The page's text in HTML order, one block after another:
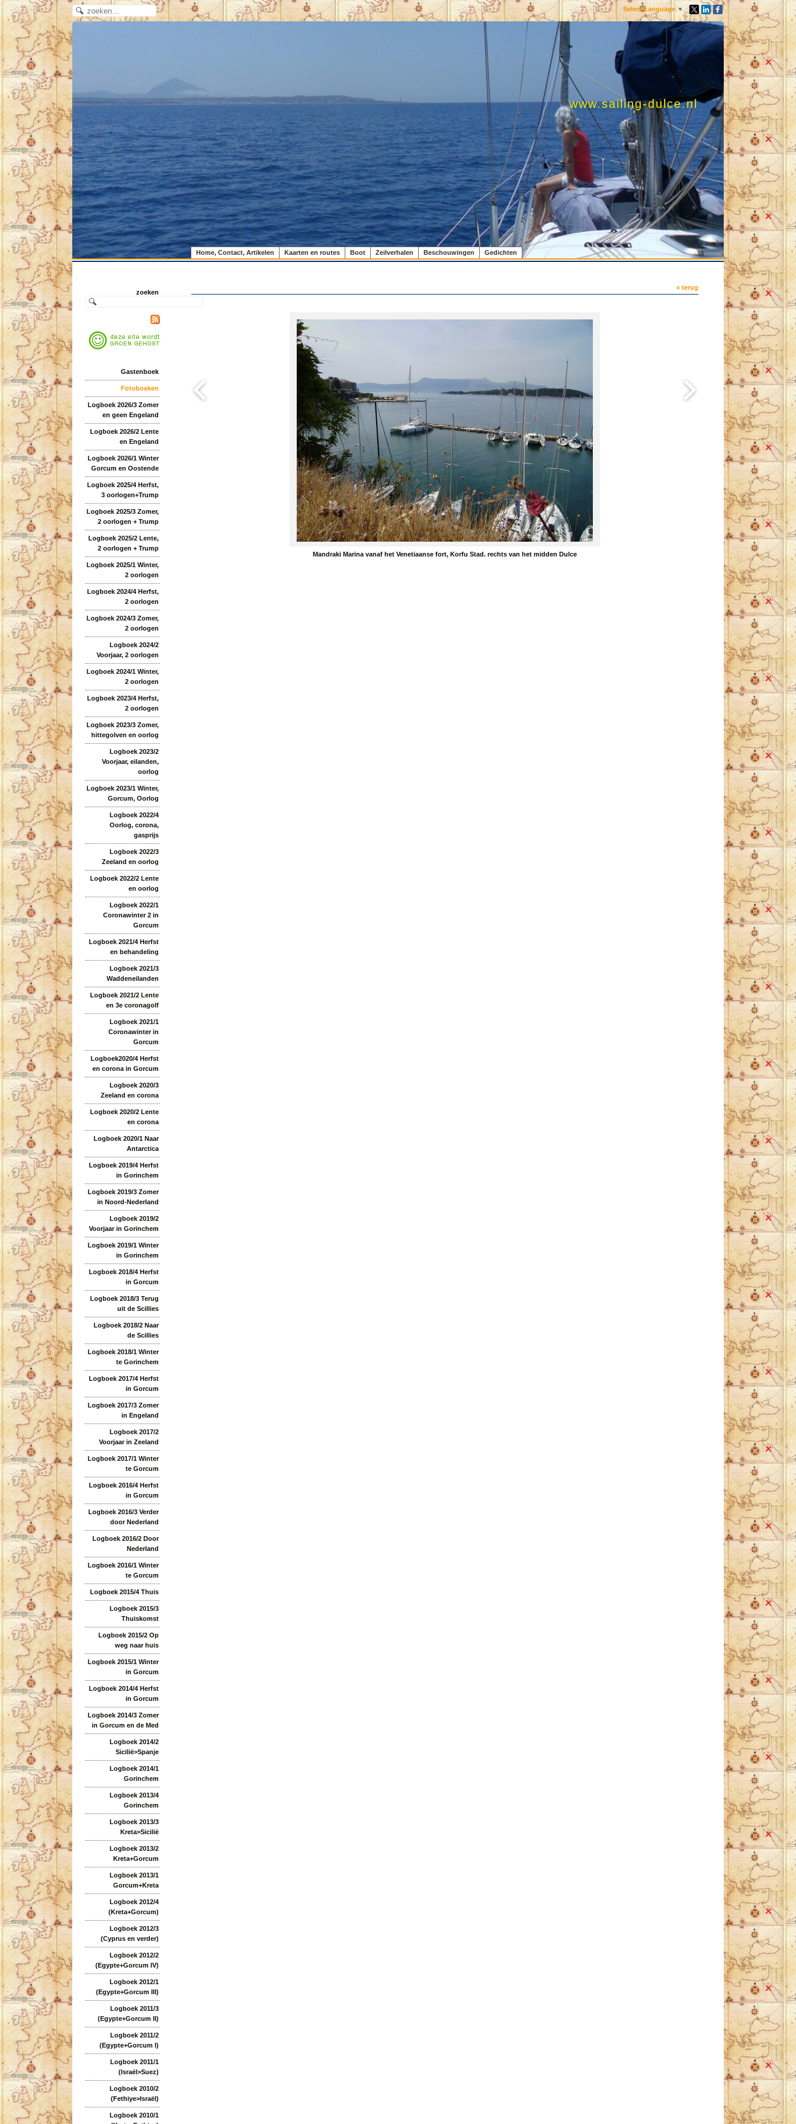
Select Language ▼
www.sailing-dulce.nl
Home, Contact, Artikelen Kaarten en routes Boot Zeilverhalen Beschouwingen Gedichten
zoeken
Gastenboek
Fotoboeken
Logboek 2026/3 Zomer
en geen Engeland
Logboek 2026/2 Lente
en Engeland
Logboek 2026/1 Winter
Gorcum en Oostende
Logboek 2025/4 Herfst,
3 oorlogen+Trump
Logboek 2025/3 Zomer,
2 oorlogen + Trump
Logboek 2025/2 Lente,
2 oorlogen + Trump
Logboek 2025/1 Winter,
2 oorlogen
Logboek 2024/4 Herfst,
2 oorlogen
Logboek 2024/3 Zomer,
2 oorlogen
Logboek 2024/2
Voorjaar, 2 oorlogen
Logboek 2024/1 Winter,
2 oorlogen
Logboek 2023/4 Herfst,
2 oorlogen
Logboek 2023/3 Zomer,
hittegolven en oorlog
Logboek 2023/2
Voorjaar, eilanden,
oorlog
Logboek 2023/1 Winter,
Gorcum, Oorlog
Logboek 2022/4
Oorlog, corona,
gasprijs
Logboek 2022/3
Zeeland en oorlog
Logboek 2022/2 Lente
en oorlog
Logboek 2022/1
Coronawinter 2 in
Gorcum
Logboek 2021/4 Herfst
en behandeling
Logboek 2021/3
Waddeneilanden
Logboek 2021/2 Lente
en 3e coronagolf
Logboek 2021/1
Coronawinter in
Gorcum
Logboek2020/4 Herfst
en corona in Gorcum
Logboek 2020/3
Zeeland en corona
Logboek 2020/2 Lente
en corona
Logboek 2020/1 Naar
Antarctica
Logboek 2019/4 Herfst
in Gorinchem
Logboek 2019/3 Zomer
in Noord-Nederland
Logboek 2019/2
Voorjaar in Gorinchem
Logboek 2019/1 Winter
in Gorinchem
Logboek 2018/4 Herfst
in Gorcum
Logboek 2018/3 Terug
uit de Scillies
Logboek 2018/2 Naar
de Scillies
Logboek 2018/1 Winter
te Gorinchem
Logboek 2017/4 Herfst
in Gorcum
Logboek 2017/3 Zomer
in Engeland
Logboek 2017/2
Voorjaar in Zeeland
Logboek 2017/1 Winter
te Gorcum
Logboek 2016/4 Herfst
in Gorcum
Logboek 2016/3 Verder
door Nederland
Logboek 2016/2 Door
Nederland
Logboek 2016/1 Winter
te Gorcum
Logboek 2015/4 Thuis
Logboek 2015/3
Thuiskomst
Logboek 2015/2 Op
weg naar huis
Logboek 2015/1 Winter
in Gorcum
Logboek 2014/4 Herfst
in Gorcum
Logboek 2014/3 Zomer
in Gorcum en de Med
Logboek 2014/2
Sicilië>Spanje
Logboek 2014/1
Gorinchem
Logboek 2013/4
Gorinchem
Logboek 2013/3
Kreta>Sicilië
Logboek 2013/2
Kreta+Gorcum
Logboek 2013/1
Gorcum+Kreta
Logboek 2012/4
(Kreta+Gorcum)
Logboek 2012/3
(Cyprus en verder)
Logboek 2012/2
(Egypte+Gorcum IV)
Logboek 2012/1
(Egypte+Gorcum III)
Logboek 2011/3
(Egypte+Gorcum II)
Logboek 2011/2
(Egypte+Gorcum I)
Logboek 2011/1
(Israël>Suez)
Logboek 2010/2
(Fethiye>Israël)
Logboek 2010/1
« terug
Mandraki Marina vanaf het Venetiaanse fort, Korfu Stad. rechts van het midden Dulce